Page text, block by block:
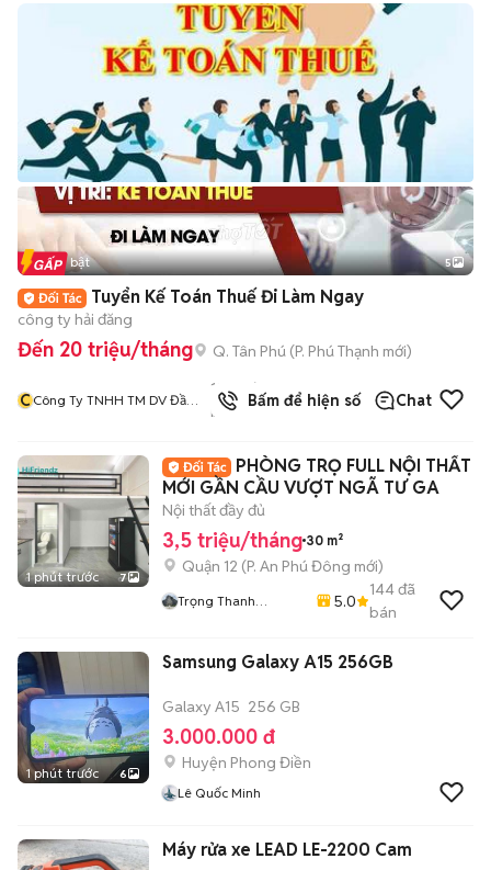
Tin nổi bật 5
Tuyển Kế Toán Thuế Đi Làm Ngay
công ty hải đăng
Đến 20 triệu/tháng Q. Tân Phú (P. Phú Thạnh mới)
CCông Ty TNHH TM DV Đầu
1244
đã
bán
Bấm để hiện số Chat
1 phút trước 7
PHÒNG TRỌ FULL NỘI THẤT
MỚI GẦN CẦU VƯỢT NGÃ TƯ GA
Nội thất đầy đủ
3,5 triệu/tháng 30 m²
Quận 12 (P. An Phú Đông mới)
Trọng Thanh
5.0
144đã
bán
1 phút trước 6
Samsung Galaxy A15 256GB
Galaxy A15 256 GB
3.000.000 đ
Huyện Phong Điền
Lê Quốc Minh
Máy rửa xe LEAD LE-2200 Cam